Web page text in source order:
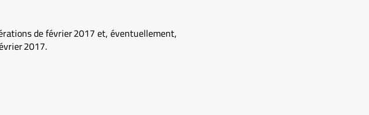
de février 2017 et, éventuellement,
2017.